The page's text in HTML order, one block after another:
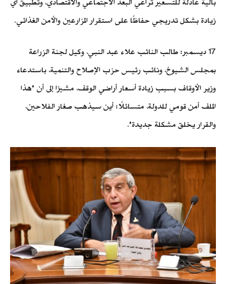
بآلية عادلة للتسعير تراعي البعد الاجتماعي والاقتصادي، وتطبيق أي
زيادة بشكل تدريجي حفاظًا على استقرار المزارعين والأمن الغذائي.
17 ديسمبر: طالب النائب علاء عبد النبي، وكيل لجنة الزراعة
بمجلس الشيوخ، ونائب رئيس حزب الإصلاح والتنمية، باستدعاء
وزير الأوقاف بسبب زيادة أسعار أراضي الوقف، مشيرًا إلى أن "هذا
الملف أمن قومي للدولة، متسائلًا: أين سيذهب صغار الفلاحين،
والقرار يخلق مشكلة جديدة".